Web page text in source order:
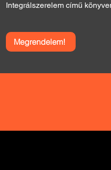
Integrálszerelem című
Megrendelem!